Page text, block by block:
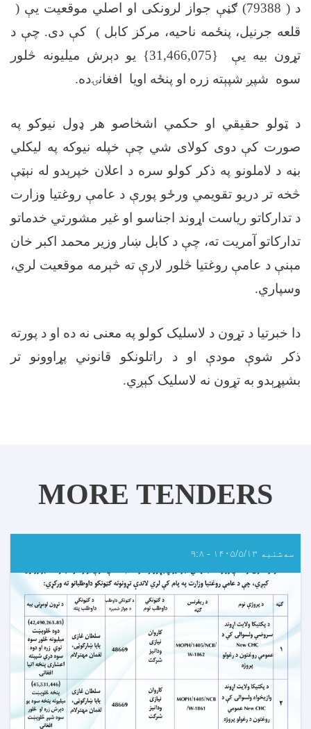
د ( 79388) ګڼې جواز لرونکی او اصلي موقعیت یې (
قلعه جرنیل، پنځمه ناحیه، مرکز کابل ) کې دی. چې د
تړون بیه یې {31,466,075} یو دېرش میلیونه څلور
سوه شپږ شپېته زره او پنځه اویا افغانۍده.
د ټولو حقیقي او حکمي اشخاصو هر ډول نیوکو په
صورت کې دوی کولای شي چې خپله نیوکه په لیکلي
بڼه د لاملونو په ذکر کولو سره د اعلان خپرېدو له نېټې
څخه تر دریو تقویمي ورځو پورې د عامې روغتیا وزارت
د تدارکاتو ریاست اړوند اجناسو او غیر مشورتي خدماتو
تدارکاتو آمریت ته، چې د کابل ښار وزیر محمد اکبر خان
مېنې د عامې روغتیا څلور لارې ته څېرمه موقعیت لري،
وسپاري.
دا خبرتیا د تړون د لاسلیک کولو په معنی نه ده او د پورته
ذکر شوې مودې او د راتلونکو قانوني پړاوونو تر
بشپړېدو به تړون نه لاسلیک کېږي.
MORE TENDERS
سه‌شنبه ۱۴۰۵/۵/۱۳ - ۹:۸